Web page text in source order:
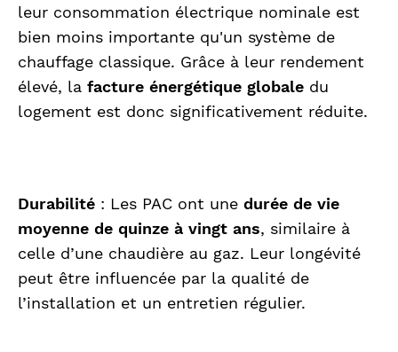
leur consommation électrique nominale est
bien moins importante qu'un système de
chauffage classique. Grâce à leur rendement
élevé, la facture énergétique globale du
logement est donc significativement réduite.
Durabilité : Les PAC ont une durée de vie
moyenne de quinze à vingt ans, similaire à
celle d’une chaudière au gaz. Leur longévité
peut être influencée par la qualité de
l’installation et un entretien régulier.